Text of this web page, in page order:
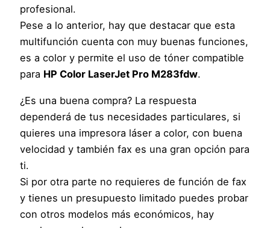
profesional.
Pese a lo anterior, hay que destacar que esta
multifunción cuenta con muy buenas funciones,
es a color y permite el uso de tóner compatible
para HP Color LaserJet Pro M283fdw.
¿Es una buena compra? La respuesta
dependerá de tus necesidades particulares, si
quieres una impresora láser a color, con buena
velocidad y también fax es una gran opción para
ti.
Si por otra parte no requieres de función de fax
y tienes un presupuesto limitado puedes probar
con otros modelos más económicos, hay